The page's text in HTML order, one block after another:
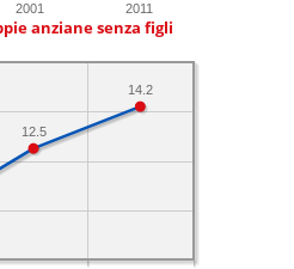
2001 2011
anziane senza figli
14.2
12.5